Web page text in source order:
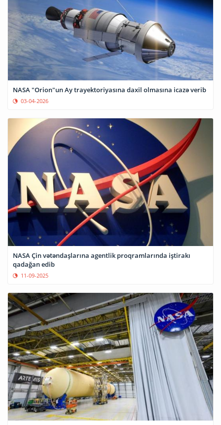
NASA "Orion"un Ay trayektoriyasına daxil olmasına icazə verib
03-04-2026
NASA Çin vətəndaşlarına agentlik proqramlarında iştirakı
qadağan edib
11-09-2025